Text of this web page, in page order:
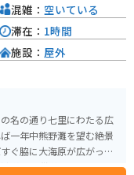
名の通り七里にわたる広
一年中熊野灘を望む絶景
ぐ脇に大海原が広がって
絶壁を散策できるスポッ
混雑： 空いている
滞在： 1時間
施設： 屋外